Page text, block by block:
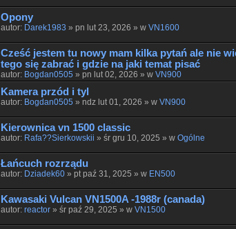
Opony
autor: Darek1983 » pn lut 23, 2026 » w VN1600
Cześć jestem tu nowy mam kilka pytań ale nie
tego się zabrać i gdzie na jaki temat pisać
autor: Bogdan0505 » pn lut 02, 2026 » w VN900
Kamera przód i tyl
autor: Bogdan0505 » ndz lut 01, 2026 » w VN900
Kierownica vn 1500 classic
autor: Rafa??Sierkowskii » śr gru 10, 2025 » w Ogólne
Łańcuch rozrządu
autor: Dziadek60» pt paź 31, 2025 » w EN500
Kawasaki Vulcan VN1500A -1988r (canada)
autor: reactor» śr paź 29, 2025 » w VN1500